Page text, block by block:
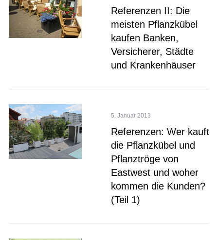
Referenzen II: Die
meisten Pflanzkübel
kaufen Banken,
Versicherer, Städte
und Krankenhäuser
5. Januar 2013
Referenzen: Wer kauft
die Pflanzkübel und
Pflanztröge von
Eastwest und woher
kommen die Kunden?
(Teil 1)